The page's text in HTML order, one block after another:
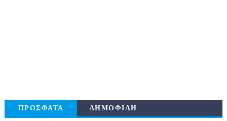
ΠΡΟΣΦΑΤΑ ΔΗΜΟΦΙΛΗ